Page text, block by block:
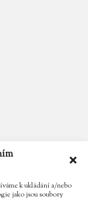
k ukládání a/nebo
jako jsou soubory